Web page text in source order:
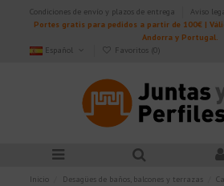
Condiciones de envío y plazos de entrega Aviso
Portes gratis para pedidos a partir de 100€ |
Andorra y Portugal.
Español
Favoritos (0)
Inicio Desagües de baños, balcones y terrazas